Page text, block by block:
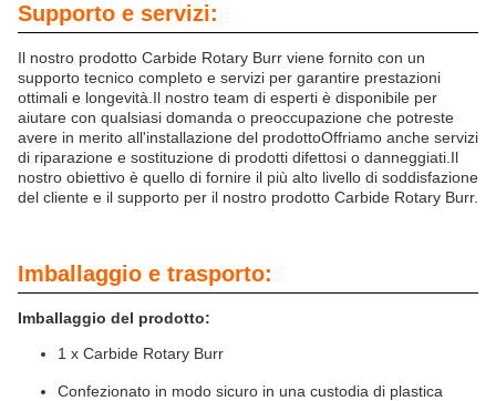
Supporto e servizi:
Il nostro prodotto Carbide Rotary Burr viene fornito con un
supporto tecnico completo e servizi per garantire prestazioni
ottimali e longevità.Il nostro team di esperti è disponibile per
aiutare con qualsiasi domanda o preoccupazione che potreste
avere in merito all'installazione del prodottoOffriamo anche servizi
di riparazione e sostituzione di prodotti difettosi o danneggiati.Il
nostro obiettivo è quello di fornire il più alto livello di soddisfazione
del cliente e il supporto per il nostro prodotto Carbide Rotary Burr.
Imballaggio e trasporto:
Imballaggio del prodotto:
1 x Carbide Rotary Burr
Confezionato in modo sicuro in una custodia di plastica